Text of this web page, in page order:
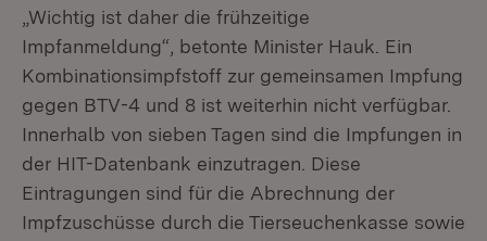
„Wichtig ist daher die frühzeitige
Impfanmeldung“, betonte Minister Hauk. Ein
Kombinationsimpfstoff zur gemeinsamen Impfung
gegen BTV-4 und 8 ist weiterhin nicht verfügbar.
Innerhalb von sieben Tagen sind die Impfungen in
der HIT-Datenbank einzutragen. Diese
Eintragungen sind für die Abrechnung der
Impfzuschüsse durch die Tierseuchenkasse sowie